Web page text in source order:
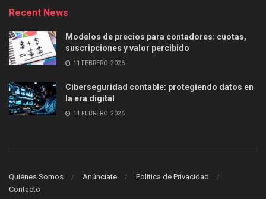
Recent News
Modelos de precios para contadores: cuotas,
suscripciones y valor percibido
11 FEBRERO, 2026
Ciberseguridad contable: protegiendo datos en
la era digital
11 FEBRERO, 2026
Quiénes Somos Anúnciate
Política de Privacidad
Contacto